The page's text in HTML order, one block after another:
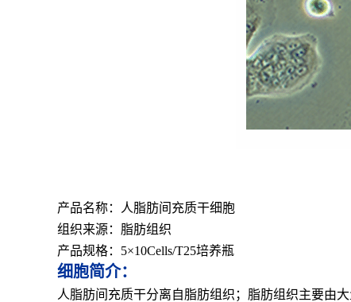
产品名称：人脂肪间充质干细胞
组织来源：脂肪组织
产品规格：5×10Cells/T25培养瓶
细胞简介：
人脂肪间充质干分离自脂肪组织；脂肪组织主要由